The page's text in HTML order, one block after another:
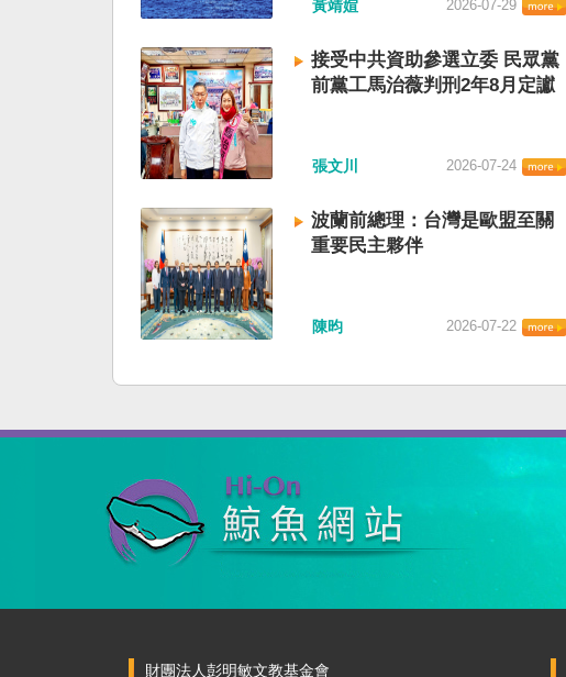
黃靖媗 2026-07-29
接受中共資助參選立委 民眾黨
前黨工馬治薇判刑2年8月定讞
張文川 2026-07-24
波蘭前總理：台灣是歐盟至關
重要民主夥伴
陳昀 2026-07-22
財團法人彭明敏文教基金會